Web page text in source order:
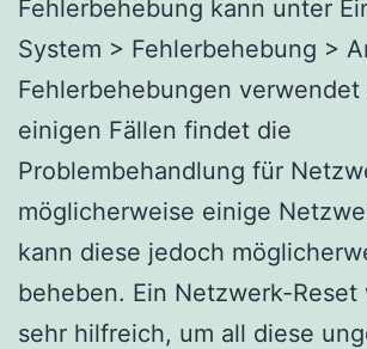
Fehlerbehebung kann unter
System > Fehlerbehebung >
Fehlerbehebungen verwendet
einigen Fällen findet die
Problembehandlung für
möglicherweise einige
kann diese jedoch
beheben. Ein Netzwerk-Reset
sehr hilfreich, um all diese